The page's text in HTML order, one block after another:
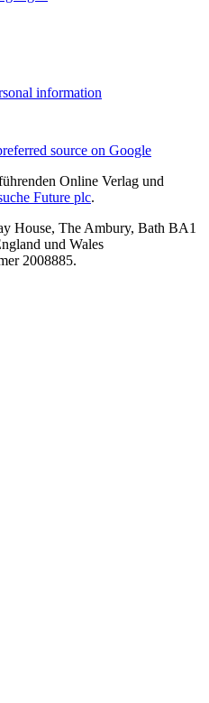
information
source on Google
Online Verlag und
Future plc.
House, The Ambury, Bath BA1
und Wales
2008885.